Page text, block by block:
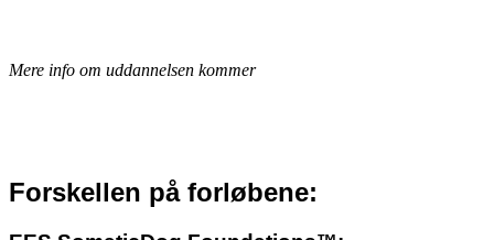
Mere info om uddannelsen kommer
Forskellen på forløbene: